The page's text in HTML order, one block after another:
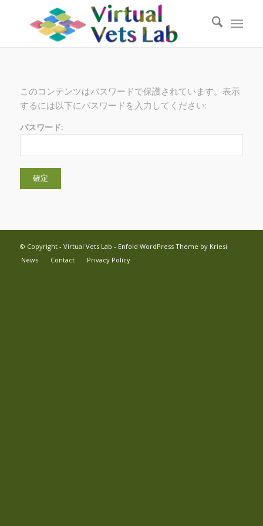
このコンテンツはパスワードで保護されています。表示
するには以下にパスワードを入力してください:
パスワード:
© Copyright - Virtual Vets Lab - Enfold WordPress Theme by Kriesi
News
Contact Privacy Policy